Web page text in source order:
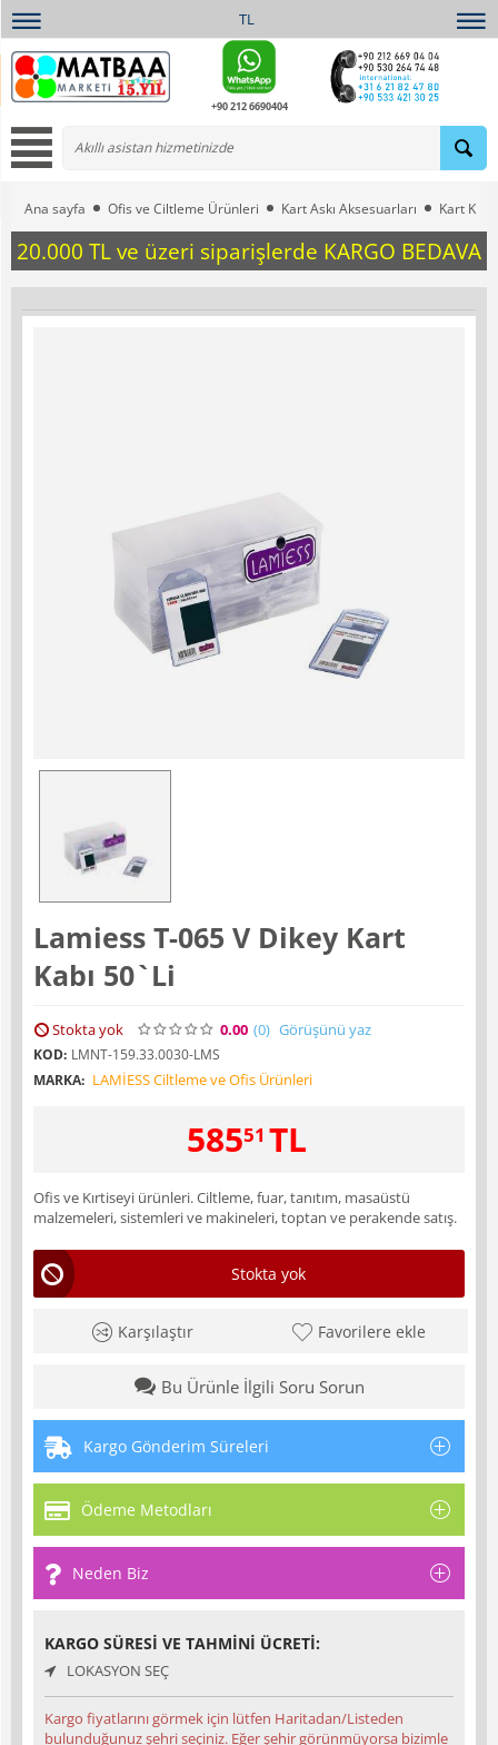
TL
+90 212 6690404
Ana sayfa Ofis ve Ciltleme Ürünleri Kart Askı Aksesuarları Kart
20.000 TL ve üzeri siparişlerde KARGO BEDAVA
Lamiess T-065 V Dikey Kart
Kabı 50`Li
Stokta yok 0.00 (0) Görüşünü yaz
KOD: LMNT-159.33.0030-LMS
MARKA: LAMİESS Ciltleme ve Ofis Ürünleri
58551 TL
Ofis ve Kırtiseyi ürünleri. Ciltleme, fuar, tanıtım, masaüstü
malzemeleri, sistemleri ve makineleri, toptan ve perakende satış.
Stokta yok
Karşılaştır Favorilere ekle
Bu Ürünle İlgili Soru Sorun
Kargo Gönderim Süreleri
Ödeme Metodları
Neden Biz
KARGO SÜRESI VE TAHMINI ÜCRETI:
LOKASYON SEÇ
Kargo fiyatlarını görmek için lütfen Haritadan/Listeden
bulunduğunuz şehri seçiniz. Eğer şehir görünmüyorsa bizimle